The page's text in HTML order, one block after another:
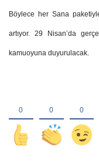
Böylece her Sana
artıyor. 29 Nisan’da
kamuoyuna duyurulacak.